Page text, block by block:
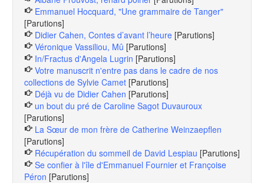
Emmanuel Hocquard, "Une grammaire de Tanger"
[Parutions]
Didier Cahen, Contes d’avant l’heure [Parutions]
Véronique Vassiliou, Mû [Parutions]
In/Fractus d'Angela Lugrin [Parutions]
Votre manuscrit n'entre pas dans le cadre de nos
collections de Sylvie Camet [Parutions]
Déjà vu de Didier Cahen [Parutions]
un bout du pré de Caroline Sagot Duvauroux
[Parutions]
La Sœur de mon frère de Catherine Weinzaepflen
[Parutions]
Récupération du sommeil de David Lespiau [Parutions]
Se confier à l'île d'Emmanuel Fournier et Françoise
Péron [Parutions]